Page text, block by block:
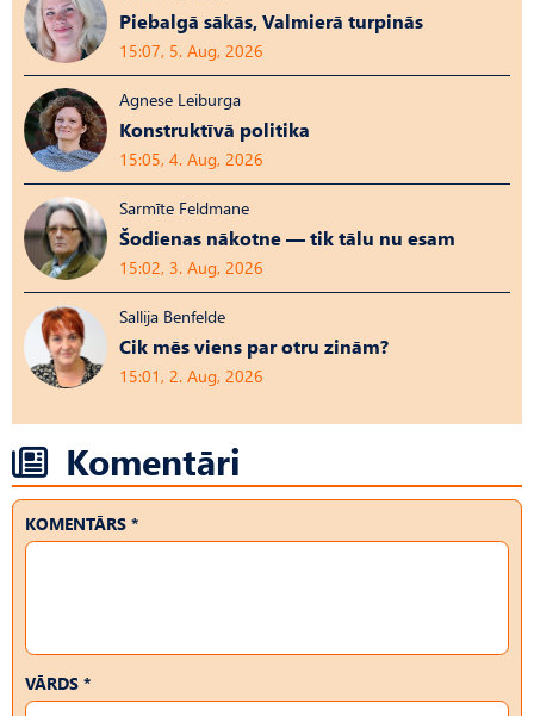
Piebalgā sākās, Valmierā turpinās
15:07, 5. Aug, 2026
Agnese Leiburga
Konstruktīvā politika
15:05, 4. Aug, 2026
Sarmīte Feldmane
Šodienas nākotne — tik tālu nu esam
15:02, 3. Aug, 2026
Sallija Benfelde
Cik mēs viens par otru zinām?
15:01, 2. Aug, 2026
Komentāri
KOMENTĀRS *
VĀRDS *